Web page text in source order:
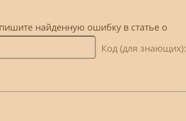
найденную ошибку в статье о
Код (для знающих):